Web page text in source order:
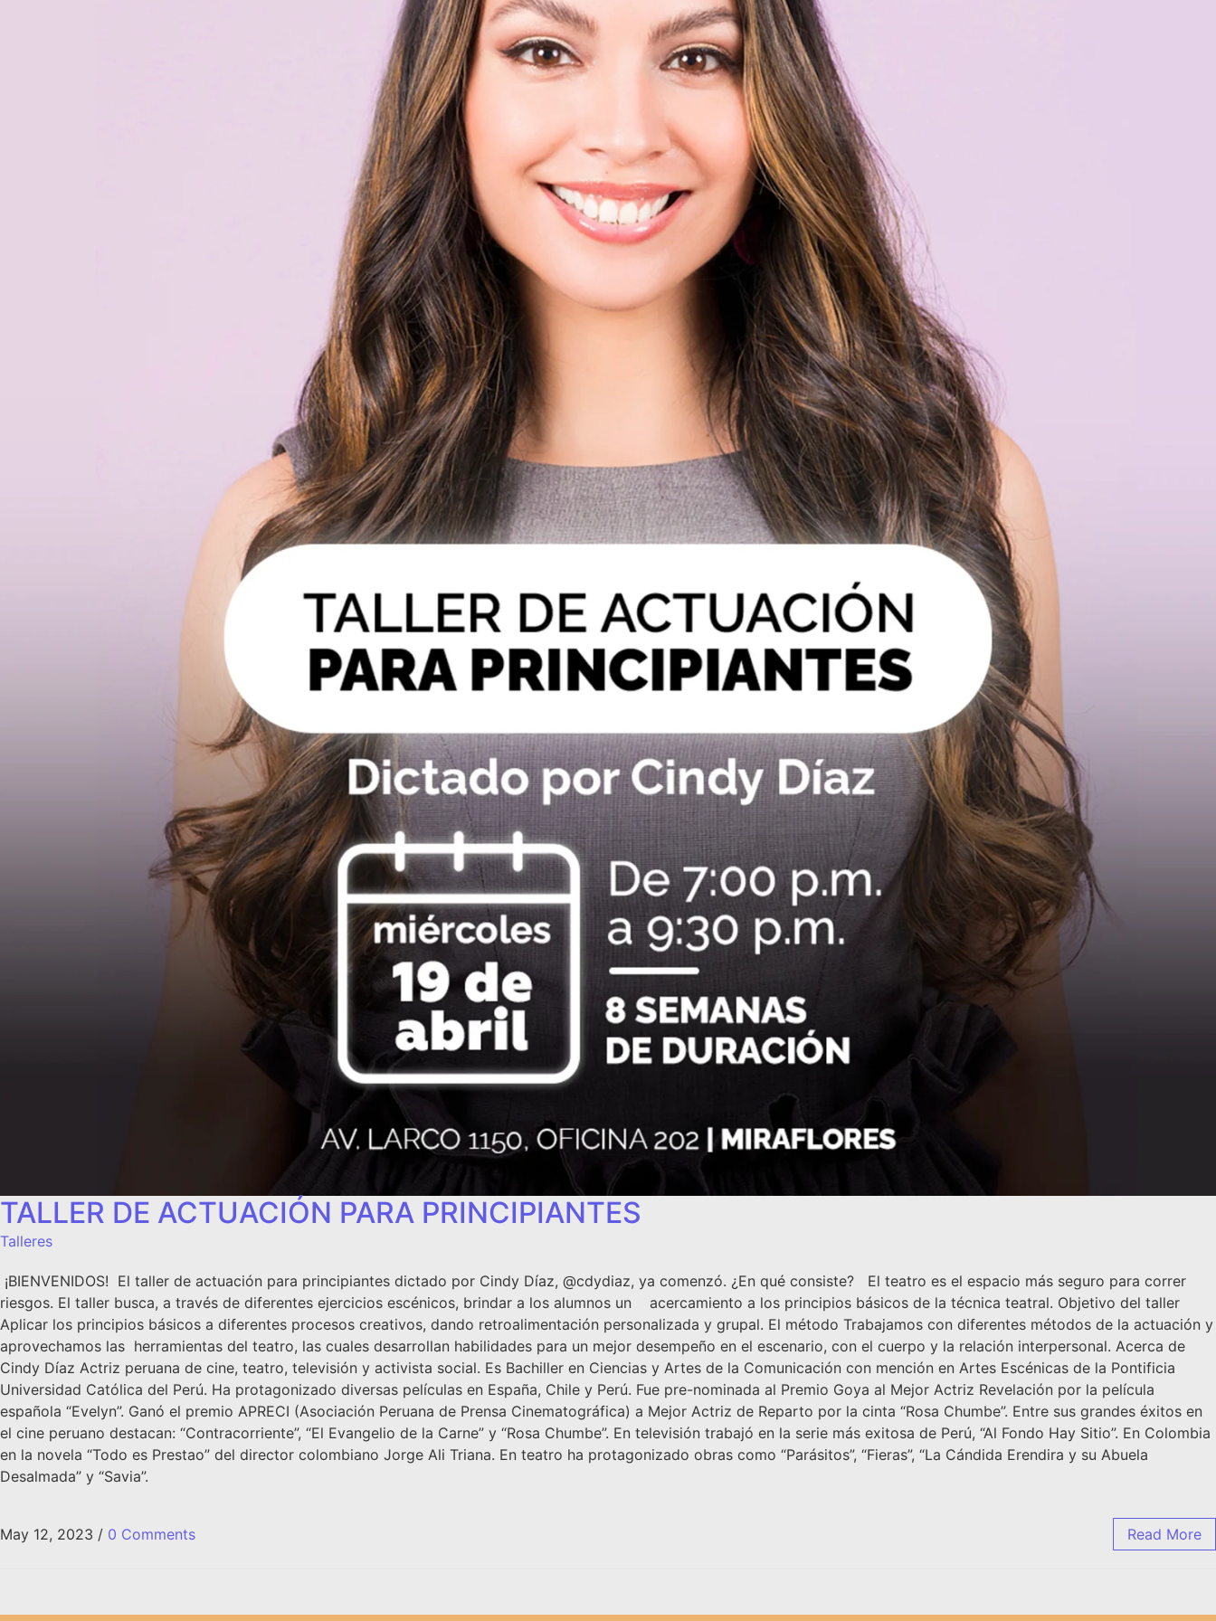
TALLER DE ACTUACIÓN PARA PRINCIPIANTES
Talleres
¡BIENVENIDOS! El taller de actuación para principiantes dictado por Cindy Díaz, @cdydiaz, ya comenzó. ¿En qué consiste? El teatro es el espacio más seguro para correr
riesgos. El taller busca, a través de diferentes ejercicios escénicos, brindar a los alumnos un acercamiento a los principios básicos de la técnica teatral. Objetivo del taller
Aplicar los principios básicos a diferentes procesos creativos, dando retroalimentación personalizada y grupal. El método Trabajamos con diferentes métodos de la actuación y
aprovechamos las herramientas del teatro, las cuales desarrollan habilidades para un mejor desempeño en el escenario, con el cuerpo y la relación interpersonal. Acerca de
Cindy Díaz Actriz peruana de cine, teatro, televisión y activista social. Es Bachiller en Ciencias y Artes de la Comunicación con mención en Artes Escénicas de la Pontificia
Universidad Católica del Perú. Ha protagonizado diversas películas en España, Chile y Perú. Fue pre-nominada al Premio Goya al Mejor Actriz Revelación por la película
española “Evelyn”. Ganó el premio APRECI (Asociación Peruana de Prensa Cinematográfica) a Mejor Actriz de Reparto por la cinta “Rosa Chumbe”. Entre sus grandes éxitos en
el cine peruano destacan: “Contracorriente”, “El Evangelio de la Carne” y “Rosa Chumbe”. En televisión trabajó en la serie más exitosa de Perú, “Al Fondo Hay Sitio”. En Colombia
en la novela “Todo es Prestao” del director colombiano Jorge Ali Triana. En teatro ha protagonizado obras como “Parásitos”, “Fieras”, “La Cándida Erendira y su Abuela
Desalmada” y “Savia”.
May 12, 2023 / 0 Comments Read More